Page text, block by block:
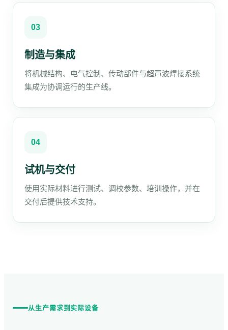
03
制造与集成
将机械结构、电气控制、传动部件与超声波焊接系统
集成为协调运行的生产线。
04
试机与交付
使用实际材料进行测试、调校参数、培训操作，并在
交付后提供技术支持。
从生产需求到实际设备